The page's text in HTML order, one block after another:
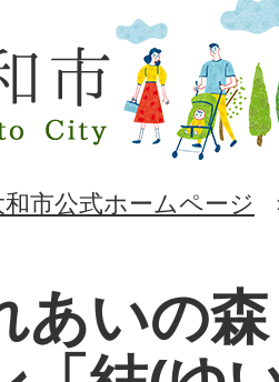
和市公式ホームページ
あいの